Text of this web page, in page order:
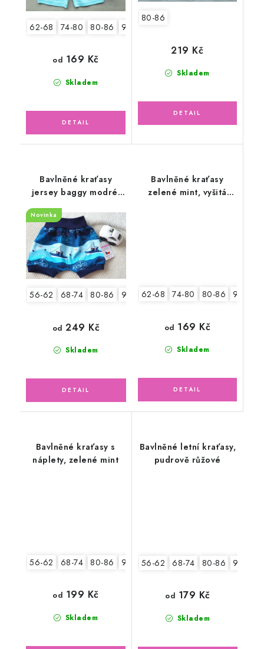
62-68 74-80 80-86 92-98
Skladem
od 169 Kč
80-86
Skladem
219 Kč
Bavlněné kraťasy
jersey baggy modré,
Novinka
56-62 68-74 80-86 92-98
Skladem
od 249 Kč
Bavlněné kraťasy
zelené mint, vyšitá
62-68 74-80 80-86 92-98
Skladem
od 169 Kč
Bavlněné kraťasy s
náplety, zelené mint
56-62 68-74 80-86 92-98
Skladem
od 199 Kč
Bavlněné letní kraťasy,
pudrově růžové
56-62 68-74 80-86 92-98
Skladem
od 179 Kč